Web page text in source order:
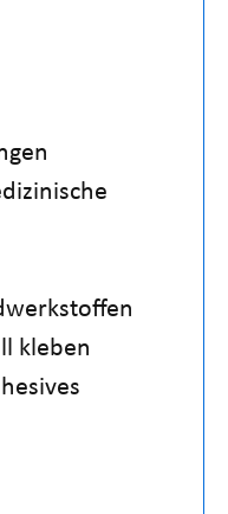
kleben